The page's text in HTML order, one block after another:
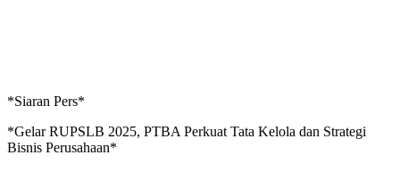
*Siaran Pers*
*Gelar RUPSLB 2025, PTBA Perkuat Tata Kelola dan Strategi
Bisnis Perusahaan*